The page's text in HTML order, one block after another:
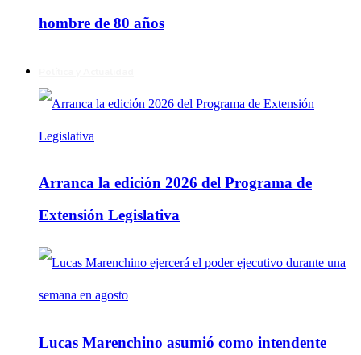
hombre de 80 años
Arranca la edición 2026 del Programa de
Extensión Legislativa
Lucas Marenchino asumió como intendente